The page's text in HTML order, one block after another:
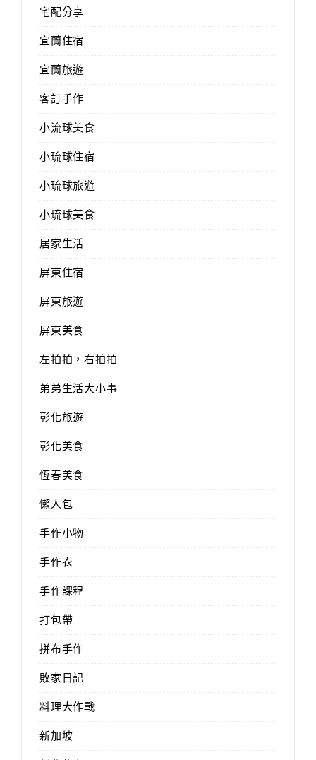
宅配分享
宜蘭住宿
宜蘭旅遊
客訂手作
小流球美食
小琉球住宿
小琉球旅遊
小琉球美食
居家生活
屏東住宿
屏東旅遊
屏東美食
左拍拍，右拍拍
弟弟生活大小事
彰化旅遊
彰化美食
恆春美食
懶人包
手作小物
手作衣
手作課程
打包帶
拼布手作
敗家日記
料理大作戰
新加坡